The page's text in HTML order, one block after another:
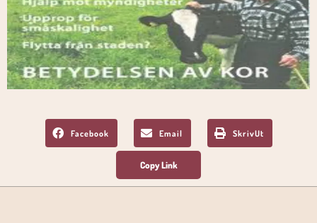
Facebook Email SkrivUt